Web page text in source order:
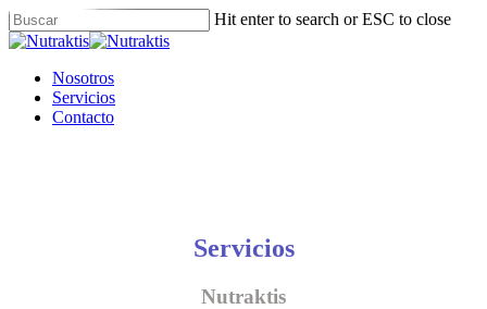
Skip
to
content
Hit enter to search or ESC to close
Close
Menu
Nosotros
Servicios
Contacto
Servicios
Nutraktis